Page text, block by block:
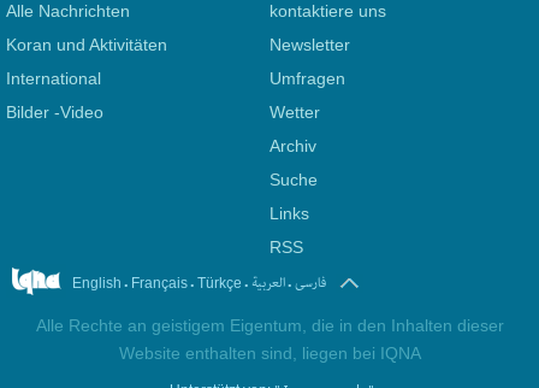
Alle Nachrichten
Koran und Aktivitäten
International
Bilder -Video
kontaktiere uns
Newsletter
Umfragen
Wetter
Archiv
Suche
Links
RSS
English . Français. Türkçe . العربیة.فارسی
Alle Rechte an geistigem Eigentum, die in den Inhalten dieser
Website enthalten sind, liegen bei IQNA